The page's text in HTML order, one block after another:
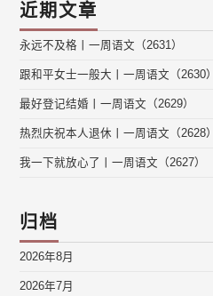
近期文章
永远不及格丨一周语文（2631）
跟和平女士一般大丨一周语文（2630）
最好登记结婚丨一周语文（2629）
热烈庆祝本人退休丨一周语文（2628）
我一下就放心了丨一周语文（2627）
归档
2026年8月
2026年7月